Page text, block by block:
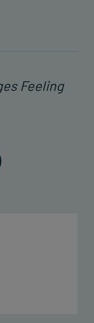
Feeling